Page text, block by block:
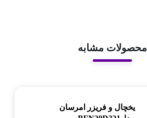
محصولات مشابه
یخچال و فریزر امرسان